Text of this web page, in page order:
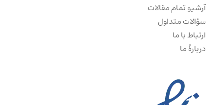
آرشیو تمام مقالات
سؤالات متداول
ارتباط با ما
دربارهٔ ما